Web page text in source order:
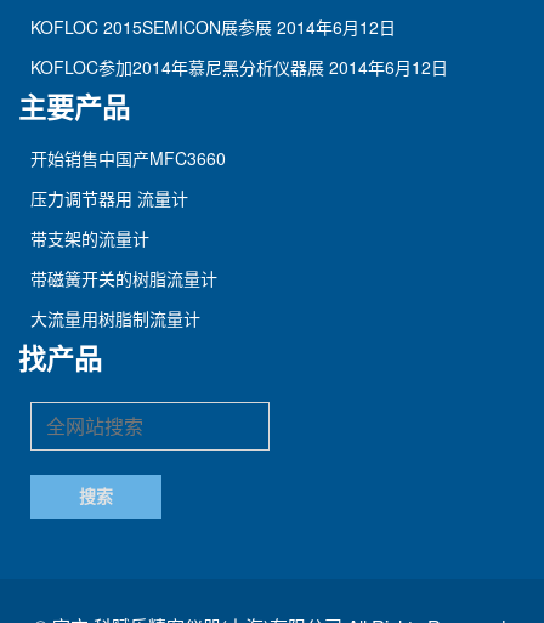
KOFLOC 2015SEMICON展参展 2014年6月12日
KOFLOC参加2014年慕尼黑分析仪器展 2014年6月12日
主要产品
开始销售中国产MFC3660
压力调节器用 流量计
带支架的流量计
带磁簧开关的树脂流量计
大流量用树脂制流量计
找产品